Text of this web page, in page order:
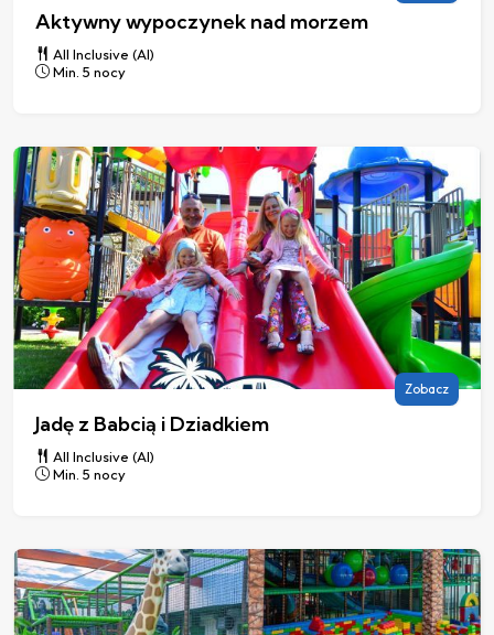
Aktywny wypoczynek nad morzem
All Inclusive (AI)
Min. 5 nocy
Jadę z Babcią i Dziadkiem
All Inclusive (AI)
Min. 5 nocy
Zobacz